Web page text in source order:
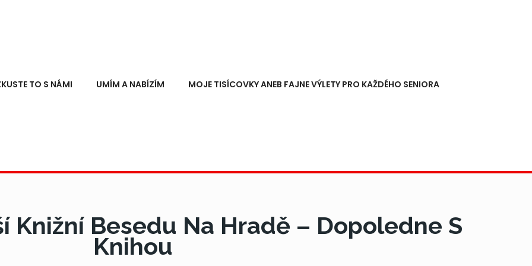
TO S NÁMI UMÍM A NABÍZÍM MOJE TISÍCOVKY ANEB FAJNE VÝLETY PRO KAŽDÉHO SENIORA
Knižní Besedu Na Hradě – Dopoledne S
Knihou